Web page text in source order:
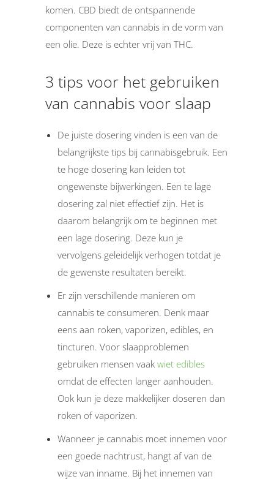
komen. CBD biedt de ontspannende
componenten van cannabis in de vorm van
een olie. Deze is echter vrij van THC.
3 tips voor het gebruiken
van cannabis voor slaap
De juiste dosering vinden is een van de
belangrijkste tips bij cannabisgebruik. Een
te hoge dosering kan leiden tot
ongewenste bijwerkingen. Een te lage
dosering zal niet effectief zijn. Het is
daarom belangrijk om te beginnen met
een lage dosering. Deze kun je
vervolgens geleidelijk verhogen totdat je
de gewenste resultaten bereikt.
Er zijn verschillende manieren om
cannabis te consumeren. Denk maar
eens aan roken, vaporizen, edibles, en
tincturen. Voor slaapproblemen
gebruiken mensen vaak wiet edibles
omdat de effecten langer aanhouden.
Ook kun je deze makkelijker doseren dan
roken of vaporizen.
Wanneer je cannabis moet innemen voor
een goede nachtrust, hangt af van de
wijze van inname. Bij het innemen van